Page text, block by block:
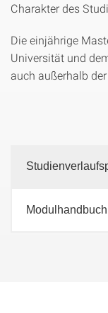
Charakter des
Die einjährige
Universität und
auch außerhalb
Modulhandbuch